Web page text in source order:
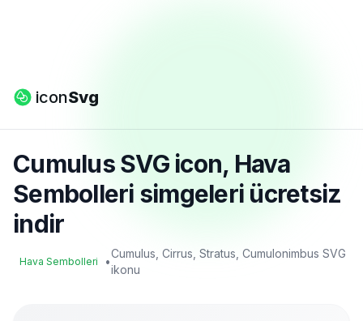
iconSvg
Cumulus SVG icon, Hava
Sembolleri simgeleri ücretsiz
indir
Hava Sembolleri •
Cumulus, Cirrus, Stratus, Cumulonimbus SVG
ikonu